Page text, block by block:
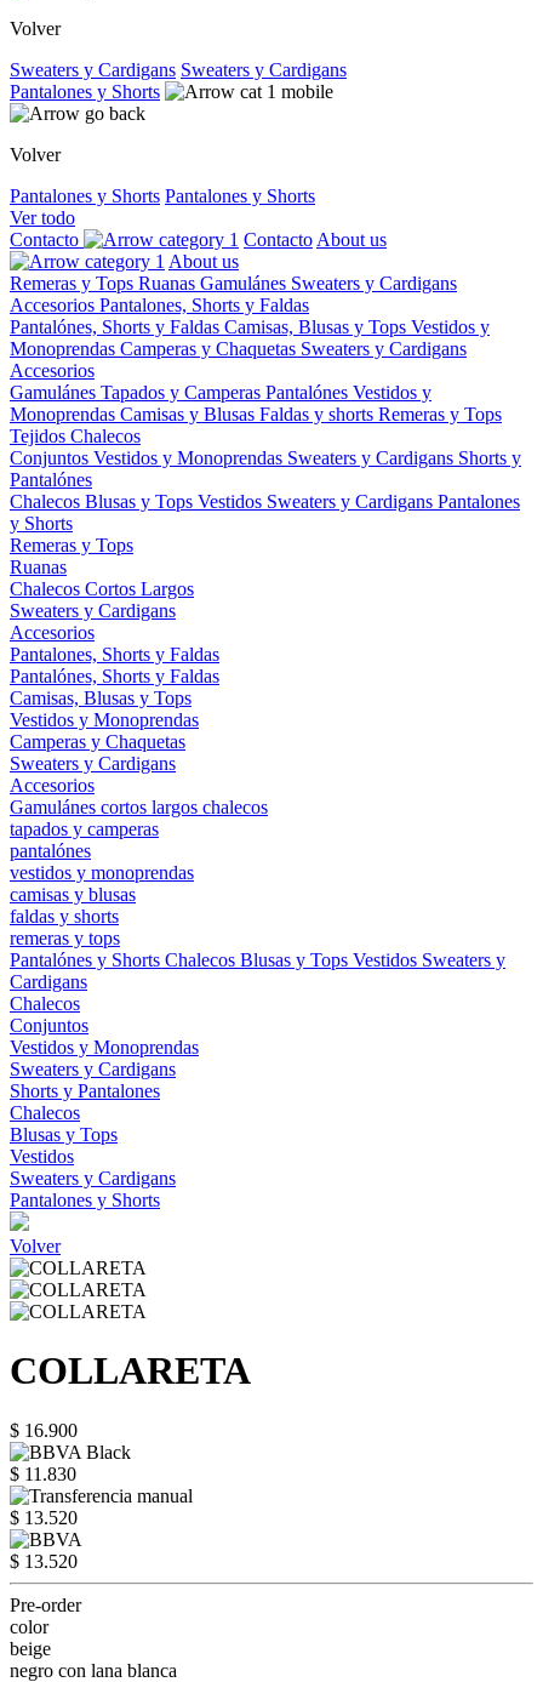
Volver
Sweaters y Cardigans Sweaters y Cardigans
Pantalones y Shorts
Volver
Pantalones y Shorts Pantalones y Shorts
Ver todo
Contacto
Contacto About us
About us
Remeras y Tops Ruanas Gamulánes Sweaters y Cardigans
Accesorios Pantalones, Shorts y Faldas
Pantalónes, Shorts y Faldas Camisas, Blusas y Tops Vestidos y
Monoprendas Camperas y Chaquetas Sweaters y Cardigans
Accesorios
Gamulánes Tapados y Camperas Pantalónes Vestidos y
Monoprendas Camisas y Blusas Faldas y shorts Remeras y Tops
Tejidos Chalecos
Conjuntos Vestidos y Monoprendas Sweaters y Cardigans Shorts y
Pantalónes
Chalecos Blusas y Tops Vestidos Sweaters y Cardigans Pantalones
y Shorts
Remeras y Tops
Ruanas
Chalecos Cortos Largos
Sweaters y Cardigans
Accesorios
Pantalones, Shorts y Faldas
Pantalónes, Shorts y Faldas
Camisas, Blusas y Tops
Vestidos y Monoprendas
Camperas y Chaquetas
Sweaters y Cardigans
Accesorios
Gamulánes cortos largos chalecos
tapados y camperas
pantalónes
vestidos y monoprendas
camisas y blusas
faldas y shorts
remeras y tops
Pantalónes y Shorts Chalecos Blusas y Tops Vestidos Sweaters y
Cardigans
Chalecos
Conjuntos
Vestidos y Monoprendas
Sweaters y Cardigans
Shorts y Pantalones
Chalecos
Blusas y Tops
Vestidos
Sweaters y Cardigans
Pantalones y Shorts
Volver
COLLARETA
$ 16.900
$ 11.830
$ 13.520
$ 13.520
Pre-order
color
beige
negro con lana blanca